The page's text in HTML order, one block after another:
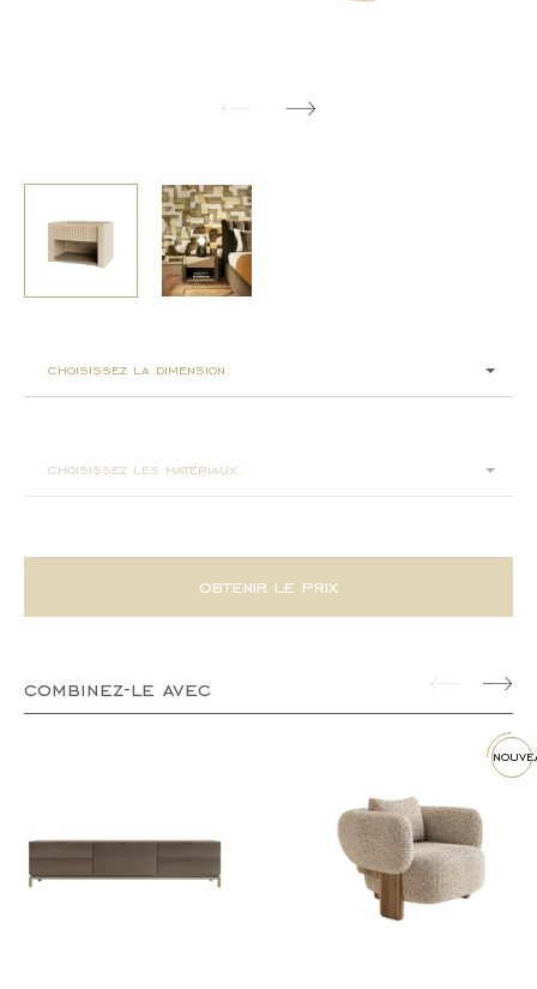
choisissez la dimension:
choisissez les matériaux:
obtenir le prix
combinez-le avec